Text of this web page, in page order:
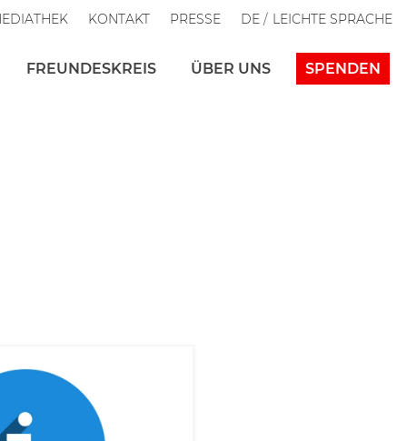
KONTAKT PRESSE DE LEICHTE SPRACHE
FREUNDESKREIS ÜBER UNS SPENDEN